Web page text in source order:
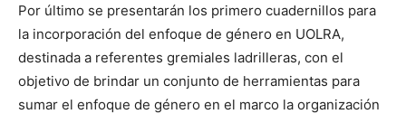
Por último se presentarán los primero cuadernillos para
la incorporación del enfoque de género en UOLRA,
destinada a referentes gremiales ladrilleras, con el
objetivo de brindar un conjunto de herramientas para
sumar el enfoque de género en el marco la organización